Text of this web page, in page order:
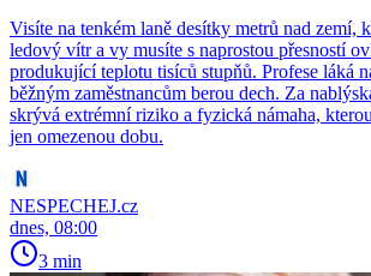
Visíte na tenkém laně desítky metrů nad zemí,
ledový vítr a vy musíte s naprostou přesností
produkující teplotu tisíců stupňů. Profese láká
běžným zaměstnancům berou dech. Za
skrývá extrémní riziko a fyzická námaha,
jen omezenou dobu.
NESPECHEJ.cz
dnes, 08:00
3 min